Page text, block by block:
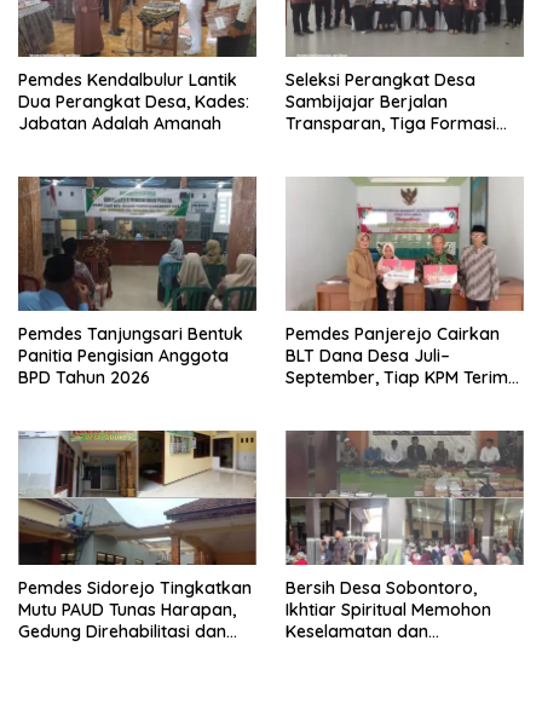
Pemdes Kendalbulur Lantik
Dua Perangkat Desa, Kades:
Jabatan Adalah Amanah
Seleksi Perangkat Desa
Sambijajar Berjalan
Transparan, Tiga Formasi
Pemdes Tanjungsari Bentuk
Panitia Pengisian Anggota
BPD Tahun 2026
Pemdes Panjerejo Cairkan
BLT Dana Desa Juli–
September, Tiap KPM Terima
Pemdes Sidorejo Tingkatkan
Mutu PAUD Tunas Harapan,
Gedung Direhabilitasi dan
Bersih Desa Sobontoro,
Ikhtiar Spiritual Memohon
Keselamatan dan